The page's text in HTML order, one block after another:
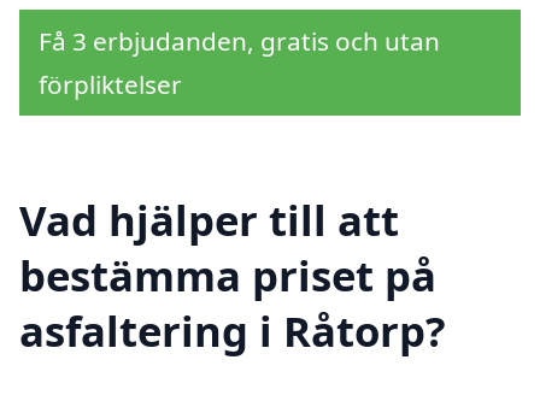
Få 3 erbjudanden, gratis och utan
förpliktelser
Vad hjälper till att
bestämma priset på
asfaltering i Råtorp?